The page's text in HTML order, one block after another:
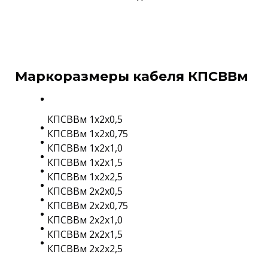
Маркоразмеры кабеля КПСВВм
КПСВВм 1х2х0,5
КПСВВм 1х2х0,75
КПСВВм 1х2х1,0
КПСВВм 1х2х1,5
КПСВВм 1х2х2,5
КПСВВм 2х2х0,5
КПСВВм 2х2х0,75
КПСВВм 2х2х1,0
КПСВВм 2х2х1,5
КПСВВм 2х2х2,5